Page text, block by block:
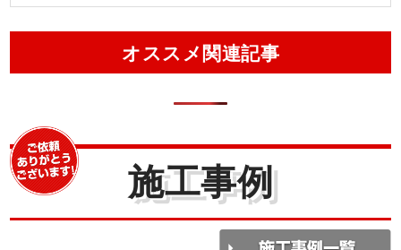
オススメ関連記事
施工事例